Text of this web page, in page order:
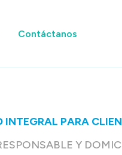
Contáctanos
INTEGRAL PARA
Y